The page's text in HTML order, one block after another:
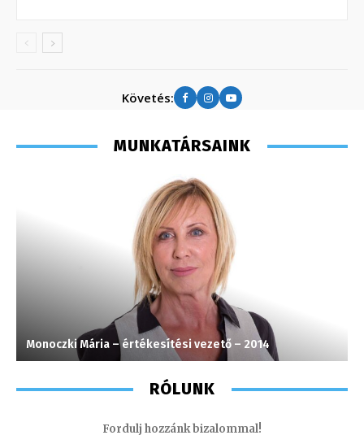
Követés:
MUNKATÁRSAINK
Monoczki Mária – értékesítési vezető – 2014
RÓLUNK
Fordulj hozzánk bizalommal!